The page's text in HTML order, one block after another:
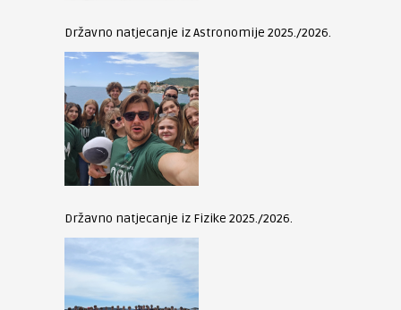
Državno natjecanje iz Astronomije 2025./2026.
Državno natjecanje iz Fizike 2025./2026.